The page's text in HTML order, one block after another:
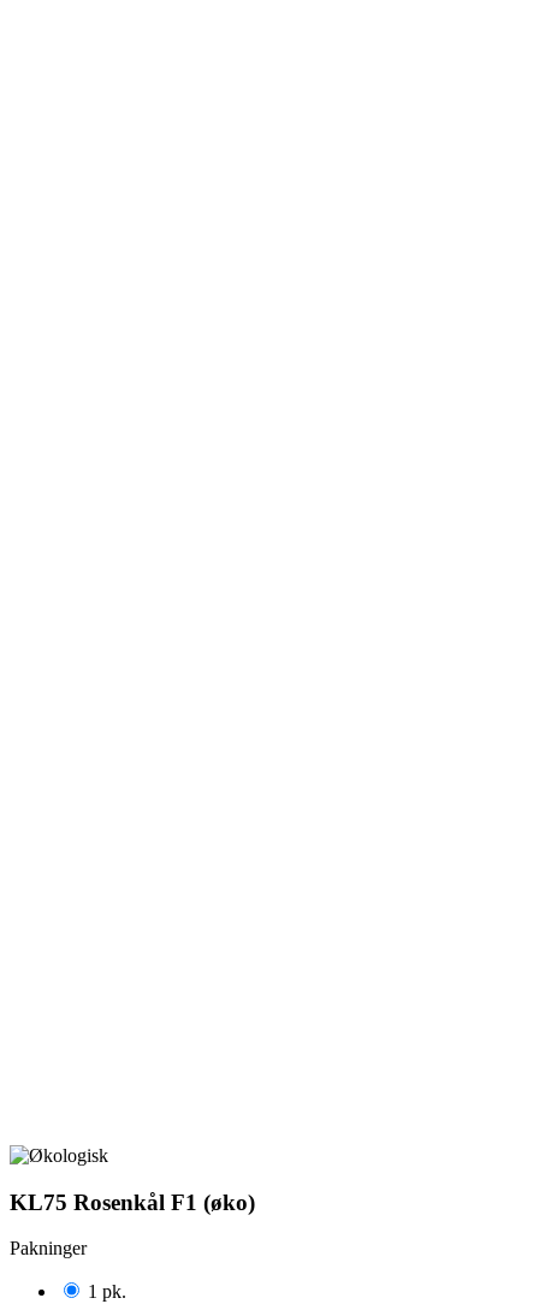
KL75 Rosenkål F1 (øko)
Pakninger
1 pk.